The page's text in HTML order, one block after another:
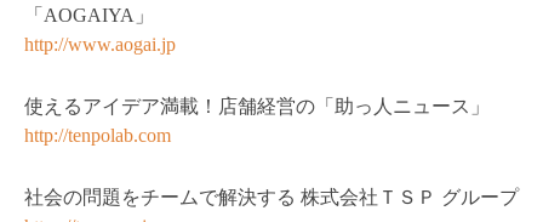
「AOGAIYA」
http://www.aogai.jp
使えるアイデア満載！店舗経営の「助っ人ニュース」
http://tenpolab.com
社会の問題をチームで解決する 株式会社ＴＳＰ グループ